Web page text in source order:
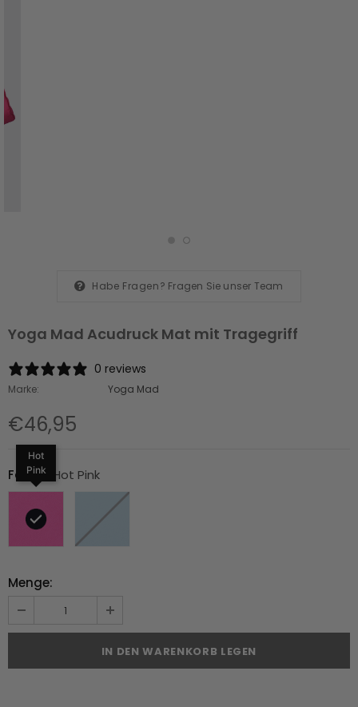
Habe Fragen? Fragen Sie unser Team
Yoga Mad Acudruck Mat mit Tragegriff
0 reviews
Marke: Yoga Mad
€46,95
Farbe: Hot Pink
Hot
Pink
Menge: